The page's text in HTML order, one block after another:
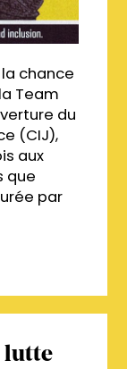
chance
Team
du
(CIJ),
aux
que
par
lutte